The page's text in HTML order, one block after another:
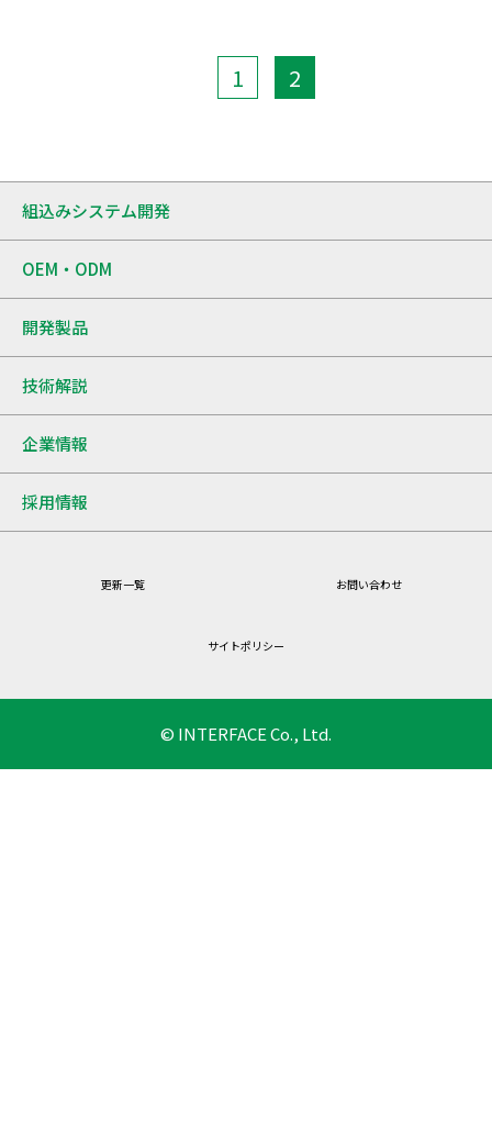
1 2
組込みシステム開発
OEM・ODM
開発製品
技術解説
企業情報
採用情報
更新一覧 お問い合わせ
サイトポリシー
© INTERFACE Co., Ltd.